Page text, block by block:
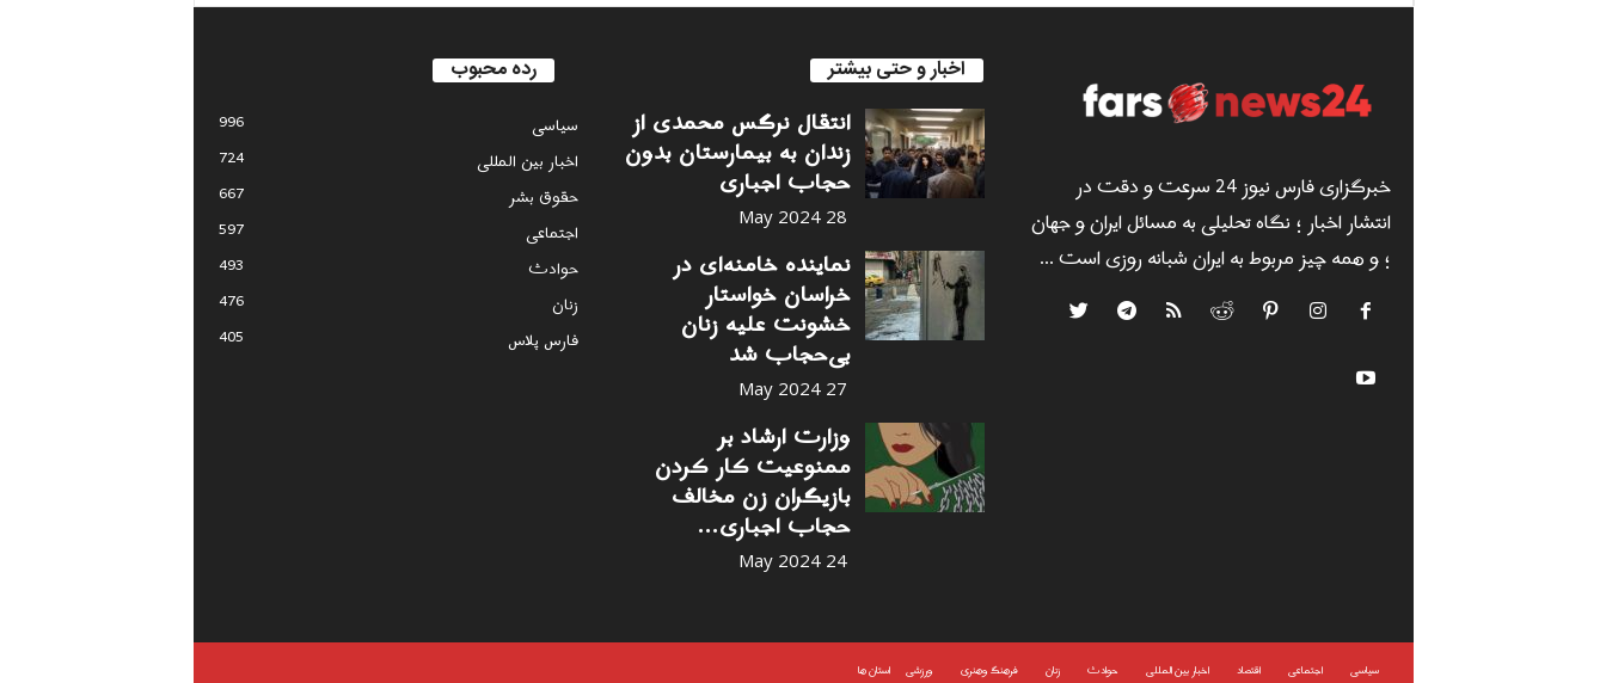
خبرگزاری فارس نیوز 24 سرعت و دقت در
انتشار اخبار ؛ نگاه تحلیلی به مسائل ایران و جهان
؛ و همه چیز مربوط به ایران شبانه روزی است ...
اخبار و حتی بیشتر
انتقال نرگس محمدی از
زندان به بیمارستان بدون
حجاب اجباری
28 May 2024
نماینده خامنه‌ای در
خراسان خواستار
خشونت علیه زنان
بی‌حجاب شد
27 May 2024
وزارت ارشاد بر
ممنوعیت کار کردن
بازیگران زن مخالف
حجاب اجباری...
24 May 2024
رده محبوب
سياسى
996
اخبار بین المللی
724
حقوق بشر
667
اجتماعی
597
حوادث
493
زنان
476
فارس پلاس
405
سياسى اجتماعی اقتصاد اخبار بین المللی حوادث زنان فرهنگ وهنری ورزشی استان ها